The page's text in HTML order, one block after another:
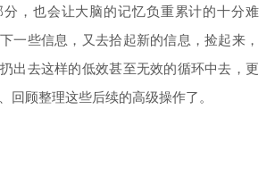
，也会让大脑的记忆负重累计的十分难
一些信息，又去拾起新的信息，捡起来，
出去这样的低效甚至无效的循环中去，更
回顾整理这些后续的高级操作了。